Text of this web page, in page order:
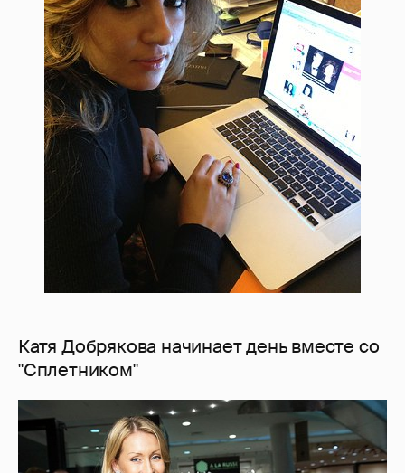
Катя Добрякова начинает день вместе со
"Сплетником"